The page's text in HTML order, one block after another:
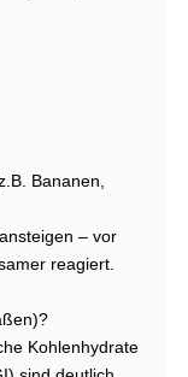
Bananen,
– vor
reagiert.
Kohlenhydrate